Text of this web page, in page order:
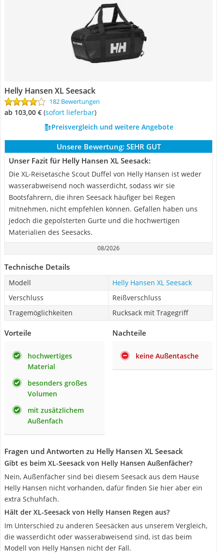
Helly Hansen XL Seesack
182 Bewertungen
ab 103,00 € ( Sofort lieferbar)
Preisvergleich und weitere Angebote
Unsere Bewertung: SEHR GUT
Unser Fazit für Helly Hansen XL Seesack:
Die XL-Reisetasche Scout Duffel von Helly Hansen ist weder
wasserabweisend noch wasserdicht, sodass wir sie
Bootsfahrern, die ihren Seesack häufiger bei Regen
mitnehmen, nicht empfehlen können. Gefallen haben uns
jedoch die gepolsterten Gurte und die hochwertigen
Materialien des Seesacks.
08/2026
Technische Details
Modell
Helly Hansen XL Seesack
Verschluss
Reißverschluss
Tragemöglichkeiten
Rucksack mit Tragegriff
Vorteile
hochwertiges
Material
besonders großes
Volumen
mit zusätzlichem
Außenfach
Nachteile
keine Außentasche
Fragen und Antworten zu Helly Hansen XL Seesack
Gibt es beim XL-Seesack von Helly Hansen Außenfächer?
Nein, Außenfächer sind bei diesem Seesack aus dem Hause
Helly Hansen nicht vorhanden, dafür finden Sie hier aber ein
extra Schuhfach.
Hält der XL-Seesack von Helly Hansen Regen aus?
Im Unterschied zu anderen Seesäcken aus unserem Vergleich,
die wasserdicht oder wasserabweisend sind, ist das beim
Modell von Helly Hansen nicht der Fall.